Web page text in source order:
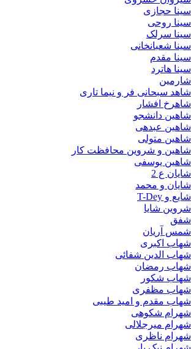
سینا حجازی
سینا روحی
سینا سرلک
سینا شعبانخانی
سینا مقدم
سینا هاترد
شارمین
شاهد سبحانی فر و نیما تاری
شاهرخ افشار
شاهین دانشجو
شاهین عبدهی
شاهین متولی
شاهین و شروین محافظت کار
شاهین یوسفی
شایان ع 2
شایان و محمد
شایع و T-Dey
شروین شایا
شفق
شمس آریان
شهاب اکبری
شهاب الدین شفائی
شهاب رمضان
شهاب شکور
شهاب مظفری
شهاب مقدم و امید طیبی
شهرام شکوهی
شهرام میرجلالی
شهرام ناظری